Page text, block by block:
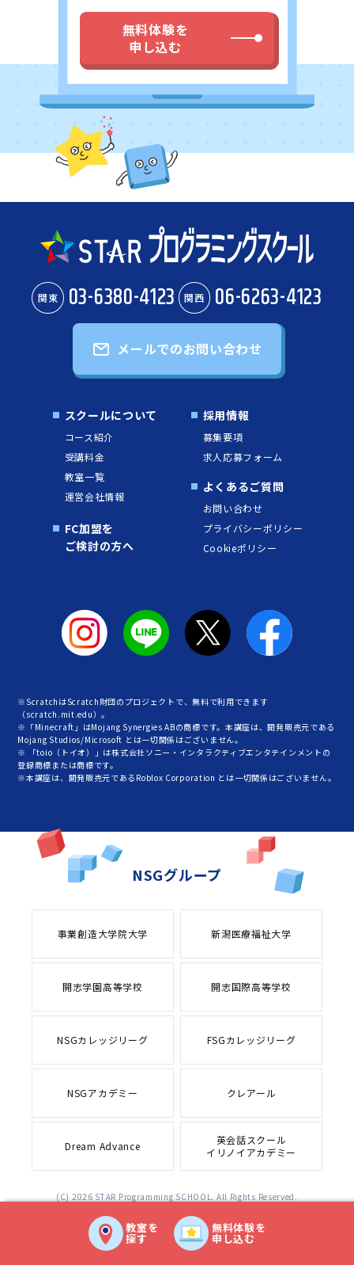
ール イオン東大島教室にお問い合わせください。
無料体験を
申し込む
無料体験を
申し込む
教室を
探す
関東 03-6380-4123 関西 06-6263-4123
メールでのお問い合わせ
スクールについて
コース紹介
受講料金
教室一覧
運営会社情報
FC加盟を
ご検討の方へ
採用情報
募集要項
求人応募フォーム
よくあるご質問
お問い合わせ
プライバシーポリシー
Cookieポリシー
※ScratchはScratch財団のプロジェクトで、無料で利用できます
（scratch.mit.edu）。
※「Minecraft」はMojang Synergies ABの商標です。本講座は、開発販売元である
Mojang Studios/Microsoft とは一切関係はございません。
※ 「toio（トイオ）」は株式会社ソニー・インタラクティブエンタテインメントの
登録商標または商標です。
※本講座は、開発販売元であるRoblox Corporation とは一切関係はございません。
NSGグループ
事業創造大学院大学 新潟医療福祉大学
開志学園高等学校 開志国際高等学校
NSGカレッジリーグ FSGカレッジリーグ
NSGアカデミー クレアール
Dream Advance
英会話スクール
イリノイアカデミー
(C) 2026 STAR Programming SCHOOL. All Rights Reserved.